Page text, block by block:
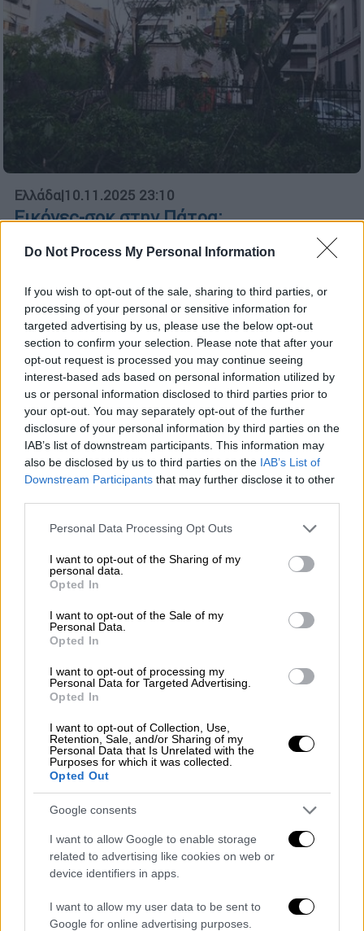
Do Not Process My Personal Information
If you wish to opt-out of the sale, sharing to third parties, or
processing of your personal or sensitive information for
targeted advertising by us, please use the below opt-out
section to confirm your selection. Please note that after your
opt-out request is processed you may continue seeing
interest-based ads based on personal information utilized by
us or personal information disclosed to third parties prior to
your opt-out. You may separately opt-out of the further
disclosure of your personal information by third parties on the
IAB’s list of downstream participants. This information may
also be disclosed by us to third parties on the IAB’s List of
Downstream Participants that may further disclose it to other
Please note that this website/app uses one or more Google
not limited to your visit or usage behaviour. You may click to
grant or deny consent to Google and its third-party tags to
use your data for below specified purposes in below Google
consent section.
Personal Data Processing Opt Outs
I want to opt-out of the Sharing of my
personal data.
Opted In
I want to opt-out of the Sale of my
Personal Data.
Opted In
I want to opt-out of processing my
Personal Data for Targeted Advertising.
Opted In
I want to opt-out of Collection, Use,
Retention, Sale, and/or Sharing of my
Personal Data that Is Unrelated with the
Purposes for which it was collected.
Opted Out
Google consents
I want to allow Google to enable storage
related to advertising like cookies on web or
device identifiers in apps.
I want to allow my user data to be sent to
Google for online advertising purposes.
Ελλάδα|10.11.2025 23:10
Εικόνες-σοκ στην Πάτρα:
Ανεμοστρόβιλος σάρωσε εκκλησία, ενώ
μέσα γινόταν κηδεία
Τα δέντρα έπεσαν πάνω σε σταθμευμένα
αυτοκίνητα, ενώ από «θαύμα» γλίτωσαν οι
περαστικοί
Σινεμά|10.11.2025 23:00
Ιστορικό «άνοιγμα» για την ταινία
«Predator: Badlands» στο αμερικανικό
box office
Αποδεικνύει ότι παραμένει μία
κινηματογραφική δύναμη συνεχίζοντας την
πορεία της μέσα από συνέχειες, reboots και
τις δημοφιλείς crossover ταινίες με το
«Alien»